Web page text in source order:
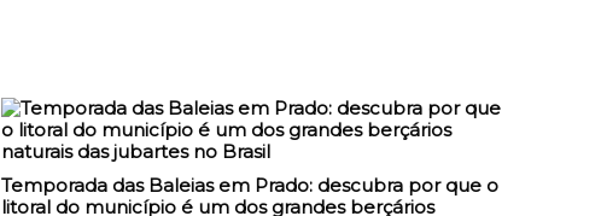
Temporada das Baleias em Prado: descubra por que o
litoral do município é um dos grandes berçários